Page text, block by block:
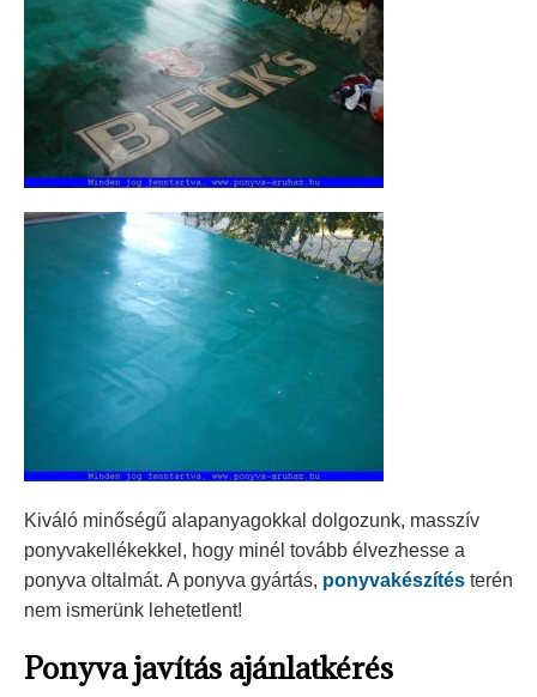
Kiváló minőségű alapanyagokkal dolgozunk, masszív
ponyvakellékekkel, hogy minél tovább élvezhesse a
ponyva oltalmát. A ponyva gyártás, ponyvakészítés terén
nem ismerünk lehetetlent!
Ponyva javítás ajánlatkérés